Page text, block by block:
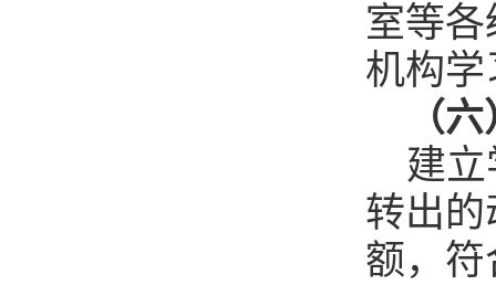
室等
机构
（
建
转出
额，